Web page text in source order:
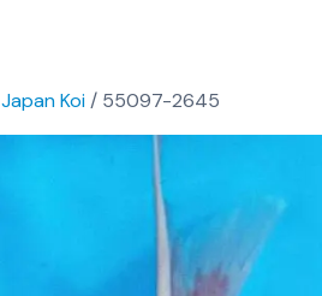
Japan Koi/ 55097-2645